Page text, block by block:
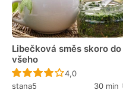
Libečková směs skoro do
všeho
Recept ještě
4,0
stana5
30 min